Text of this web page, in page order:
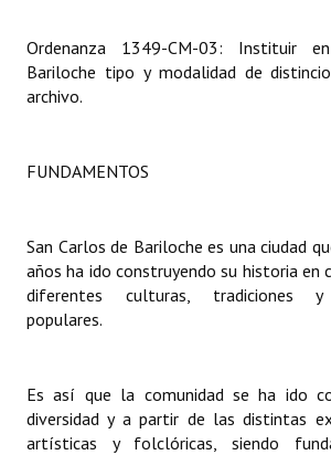
DOCUMENTOS
Actas de Sesión
Informes de Unidad Coordinadora
NORMATIVA
Ordenanza 1349-CM-03: Instituir
Bariloche tipo y modalidad de
archivo.
FUNDAMENTOS
San Carlos de Bariloche es una ciudad
años ha ido construyendo su historia en
diferentes culturas, tradiciones y
populares.
Es así que la comunidad se ha ido
diversidad y a partir de las distintas
artísticas y folclóricas, siendo